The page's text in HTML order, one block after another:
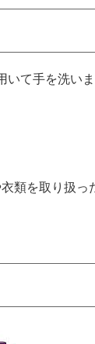
て手を洗いま
類を取り扱っ